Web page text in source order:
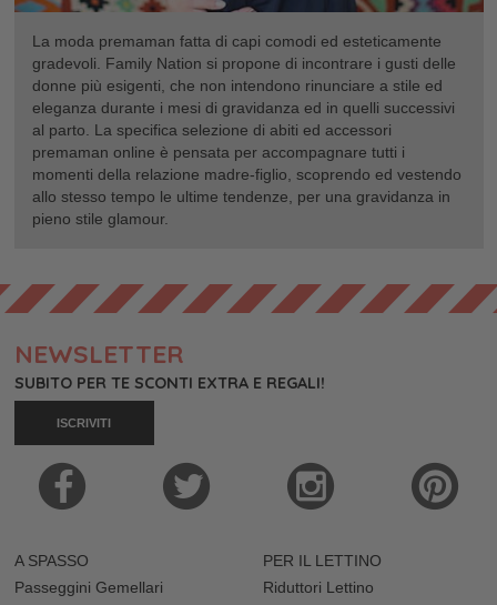
La moda premaman fatta di capi comodi ed esteticamente
gradevoli. Family Nation si propone di incontrare i gusti delle
donne più esigenti, che non intendono rinunciare a stile ed
eleganza durante i mesi di gravidanza ed in quelli successivi
al parto. La specifica selezione di abiti ed accessori
premaman online è pensata per accompagnare tutti i
momenti della relazione madre-figlio, scoprendo ed vestendo
allo stesso tempo le ultime tendenze, per una gravidanza in
pieno stile glamour.
NEWSLETTER
SUBITO PER TE SCONTI EXTRA E REGALI!
ISCRIVITI
A SPASSO
Passeggini Gemellari
PER IL LETTINO
Riduttori Lettino